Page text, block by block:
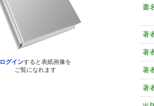
ログインすると表紙画像を
ご覧になれます
書
著
著
著
著